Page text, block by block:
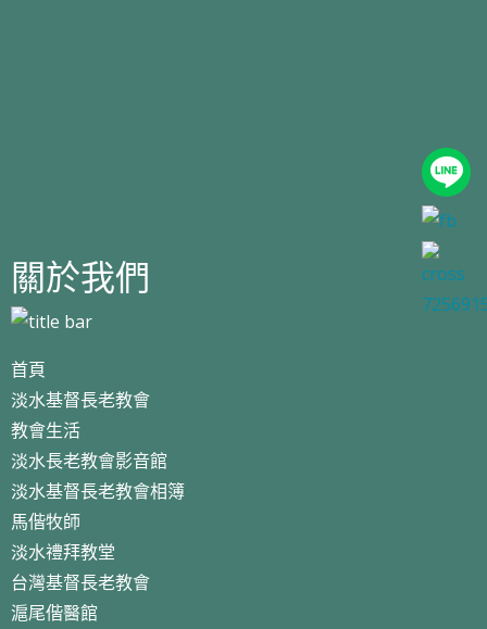
關於我們
首頁
淡水基督長老教會
教會生活
淡水長老教會影音館
淡水基督長老教會相簿
馬偕牧師
淡水禮拜教堂
台灣基督長老教會
滬尾偕醫館